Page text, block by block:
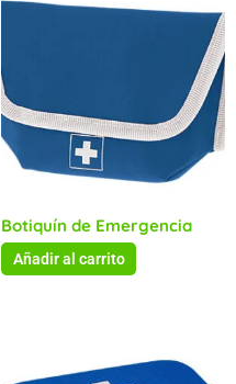
Botiquín de Emergencia
Añadir al carrito